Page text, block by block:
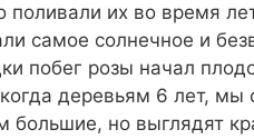
поливали их во время
самое солнечное и
побег розы начал
деревьям 6 лет,
но выглядят